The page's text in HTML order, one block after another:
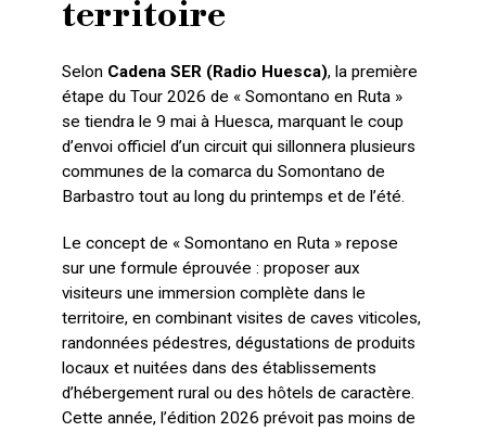
territoire
Selon Cadena SER (Radio Huesca), la première
étape du Tour 2026 de « Somontano en Ruta »
se tiendra le 9 mai à Huesca, marquant le coup
d’envoi officiel d’un circuit qui sillonnera plusieurs
communes de la comarca du Somontano de
Barbastro tout au long du printemps et de l’été.
Le concept de « Somontano en Ruta » repose
sur une formule éprouvée : proposer aux
visiteurs une immersion complète dans le
territoire, en combinant visites de caves viticoles,
randonnées pédestres, dégustations de produits
locaux et nuitées dans des établissements
d’hébergement rural ou des hôtels de caractère.
Cette année, l’édition 2026 prévoit pas moins de